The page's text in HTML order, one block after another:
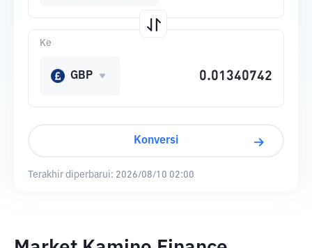
Ke
GBP
Konversi
Terakhir diperbarui: 2026/08/10 02:00